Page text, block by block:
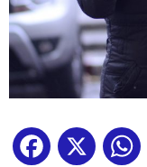
Facebook
X